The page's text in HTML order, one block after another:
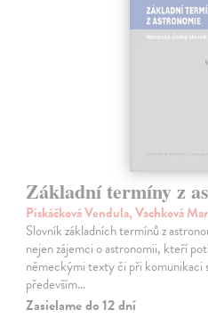
Základní termíny z
Piskáčková Vendula, Vachková
Slovník základních termínů z
nejen zájemci o astronomii, kteří
německými texty či při komunikaci
především…
Zasielame do 12 dní